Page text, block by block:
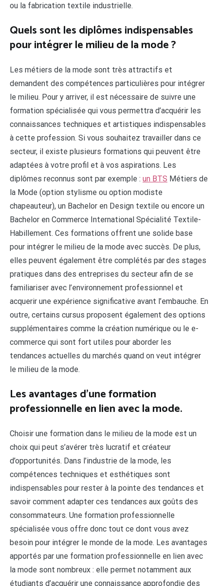
ou la fabrication textile industrielle.
Quels sont les diplômes indispensables
pour intégrer le milieu de la mode ?
Les métiers de la mode sont très attractifs et
demandent des compétences particulières pour intégrer
le milieu. Pour y arriver, il est nécessaire de suivre une
formation spécialisée qui vous permettra d’acquérir les
connaissances techniques et artistiques indispensables
à cette profession. Si vous souhaitez travailler dans ce
secteur, il existe plusieurs formations qui peuvent être
adaptées à votre profil et à vos aspirations. Les
diplômes reconnus sont par exemple : un BTS Métiers de
la Mode (option stylisme ou option modiste
chapeauteur), un Bachelor en Design textile ou encore un
Bachelor en Commerce International Spécialité Textile-
Habillement. Ces formations offrent une solide base
pour intégrer le milieu de la mode avec succès. De plus,
elles peuvent également être complétés par des stages
pratiques dans des entreprises du secteur afin de se
familiariser avec l’environnement professionnel et
acquerir une expérience significative avant l’embauche. En
outre, certains cursus proposent également des options
supplémentaires comme la création numérique ou le e-
commerce qui sont fort utiles pour aborder les
tendances actuelles du marchés quand on veut intégrer
le milieu de la mode.
Les avantages d’une formation
professionnelle en lien avec la mode.
Choisir une formation dans le milieu de la mode est un
choix qui peut s’avérer très lucratif et créateur
d’opportunités. Dans l’industrie de la mode, les
compétences techniques et esthétiques sont
indispensables pour rester à la pointe des tendances et
savoir comment adapter ces tendances aux goûts des
consommateurs. Une formation professionnelle
spécialisée vous offre donc tout ce dont vous avez
besoin pour intégrer le monde de la mode. Les avantages
apportés par une formation professionnelle en lien avec
la mode sont nombreux : elle permet notamment aux
étudiants d’acquérir une connaissance approfondie des